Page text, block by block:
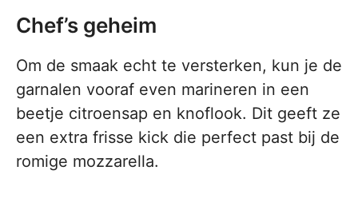
Chef’s geheim
Om de smaak echt te versterken, kun je de
garnalen vooraf even marineren in een
beetje citroensap en knoflook. Dit geeft ze
een extra frisse kick die perfect past bij de
romige mozzarella.